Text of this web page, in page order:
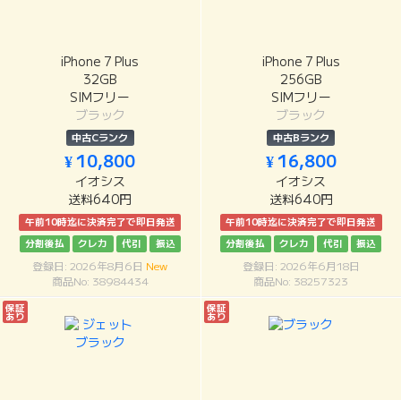
iPhone 7 Plus
32GB
SIMフリー
ブラック
中古Cランク
¥ 10,800
イオシス
送料640円
午前10時迄に決済完了で即日発送
分割後払
クレカ 代引 振込
登録日: 2026年8月6日 New
商品No: 38984434
iPhone 7 Plus
256GB
SIMフリー
ブラック
中古Bランク
¥ 16,800
イオシス
送料640円
午前10時迄に決済完了で即日発送
分割後払
クレカ 代引 振込
登録日: 2026年6月18日
商品No: 38257323
保証
あり
保証
あり